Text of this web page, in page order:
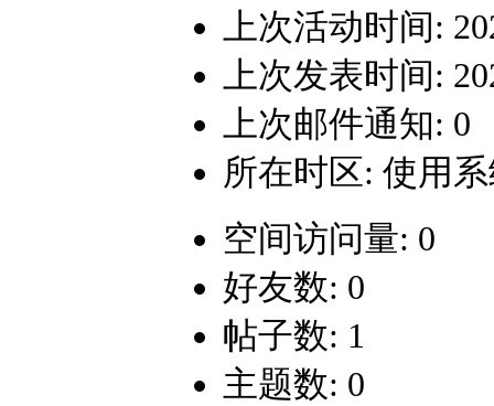
上次活动时间:
上次发表时间:
上次邮件通知: 0
所在时区: 使用
空间访问量: 0
好友数: 0
帖子数: 1
主题数: 0